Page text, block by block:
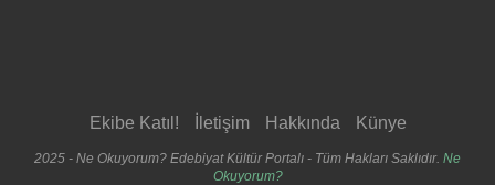
Ekibe Katıl! İletişim Hakkında Künye
2025 - Ne Okuyorum? Edebiyat Kültür Portalı - Tüm Hakları Saklıdır. Ne
Okuyorum?